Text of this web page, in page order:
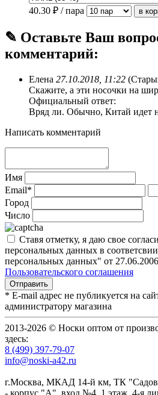
40.30 ₽ / пара
✎ Оставьте Ваш
комментарий:
Елена 27.10.2018, 11:22
Скажите, а эти носочки на
Официальный ответ:
Вряд ли. Обычно, Китай идет
Написать комментарий
Имя
Email*
Город
Число
Ставя отметку, я даю свое
персональных данных в
персональных данных" от
Пользовательского соглашения
* E-mail адрес не публикуется на
администратору магазина
2013-2026 © Носки оптом от
здесь:
8 (499) 397-79-07
info@noski-a42.ru
г.Москва, МКАД 14-й км, ТК